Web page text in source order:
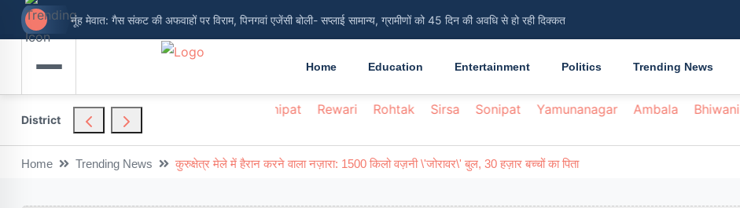
नूंह मेवात: गैस संकट की अफवाहों पर विराम, पिनगवां एजेंसी बोली- सप्लाई सामान्य, ग्रामीणों को 45 दिन की अवधि से हो रही दिक्कत
Home Education Entertainment Politics Trending News
District
Nuh Palwal Panipat Rewari Rohtak Sirsa Sonipat Yamunanagar Ambala Bhiwani
Home Trending News कुरुक्षेत्र मेले में हैरान करने वाला नज़ारा: 1500 किलो वज़नी \'जोरावर\' बुल, 30 हज़ार बच्चों का पिता